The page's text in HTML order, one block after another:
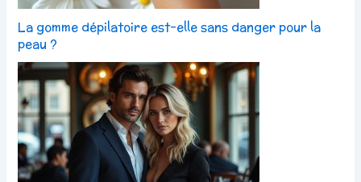
La gomme dépilatoire est-elle sans danger pour la
peau ?